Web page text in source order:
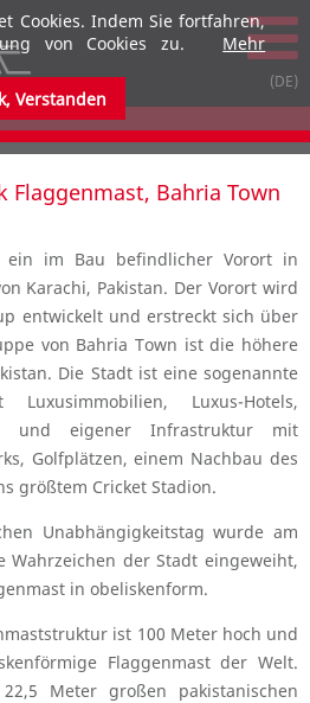
Flaggenmast, Bahria Town
ein im Bau befindlicher Vorort in
Karachi, Pakistan. Der Vorort wird
entwickelt und erstreckt sich über
von Bahria Town ist die höhere
Die Stadt ist eine sogenannte
Luxus-Hotels,
und eigener Infrastruktur mit
Golfplätzen, einem Nachbau des
größtem Cricket Stadion.
Unabhängigkeitstag wurde am
Wahrzeichen der Stadt eingeweiht,
in obeliskenform.
ist 100 Meter hoch und
Flaggenmast der Welt.
Meter großen pakistanischen
Cookies. Indem Sie fortfahren,
von Cookies zu.
Mehr
Verstanden